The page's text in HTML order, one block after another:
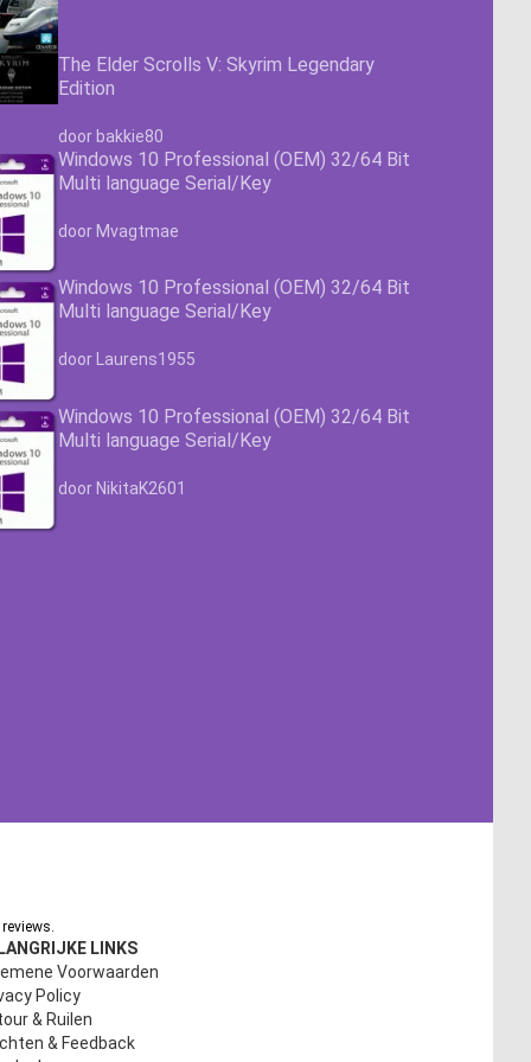
The Elder Scrolls V: Skyrim Legendary
Edition
Waardering4.63
door bakkie80
Windows 10 Professional (OEM) 32/64 Bit
Multi language Serial/Key
Waardering4.63
door Mvagtmae
Windows 10 Professional (OEM) 32/64 Bit
Multi language Serial/Key
Waardering4.63uit 5
door Laurens1955
Windows 10 Professional (OEM) 32/64 Bit
Multi language Serial/Key
Waardering4.63
door NikitaK2601
LINKS
Voorwaarden
Policy
& Ruilen
& Feedback